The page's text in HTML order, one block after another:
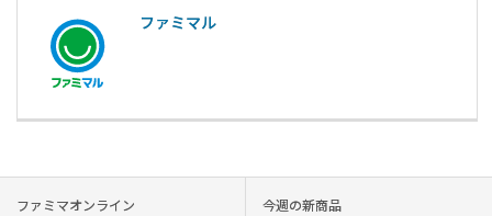
ファミマル
ファミマオンライン 今週の新商品